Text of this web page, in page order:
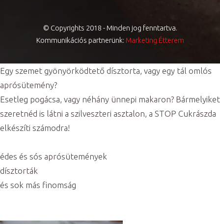
© Copyrights 2018 - Minden jog fenntartva.
Kommunikációs partnerünk: Marketing Étterem
Egy szemet gyönyörködtető dísztorta, vagy egy tál omlós
aprósütemény?
Esetleg pogácsa, vagy néhány ünnepi makaron? Bármelyiket
szeretnéd is látni a szilveszteri asztalon, a STOP Cukrászda
elkészíti számodra!
édes és sós aprósütemények
dísztorták
és sok más finomság